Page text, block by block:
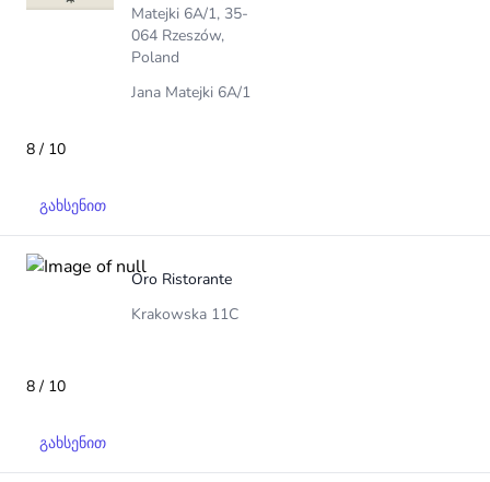
Matejki 6A/1, 35-
064 Rzeszów,
Poland
Jana Matejki 6A/1
8 / 10
გახსენით
Oro Ristorante
Krakowska 11C
8 / 10
გახსენით